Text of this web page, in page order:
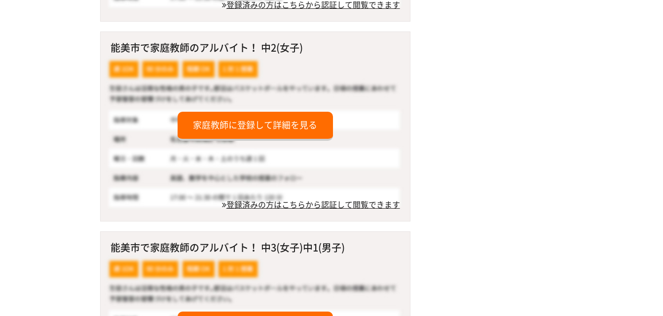
登録済みの方はこちらから認証して閲覧できます
能美市で家庭教師のアルバイト！ 中2(女子)
家庭教師に登録して詳細を見る
登録済みの方はこちらから認証して閲覧できます
能美市で家庭教師のアルバイト！ 中3(女子)中1(男子)